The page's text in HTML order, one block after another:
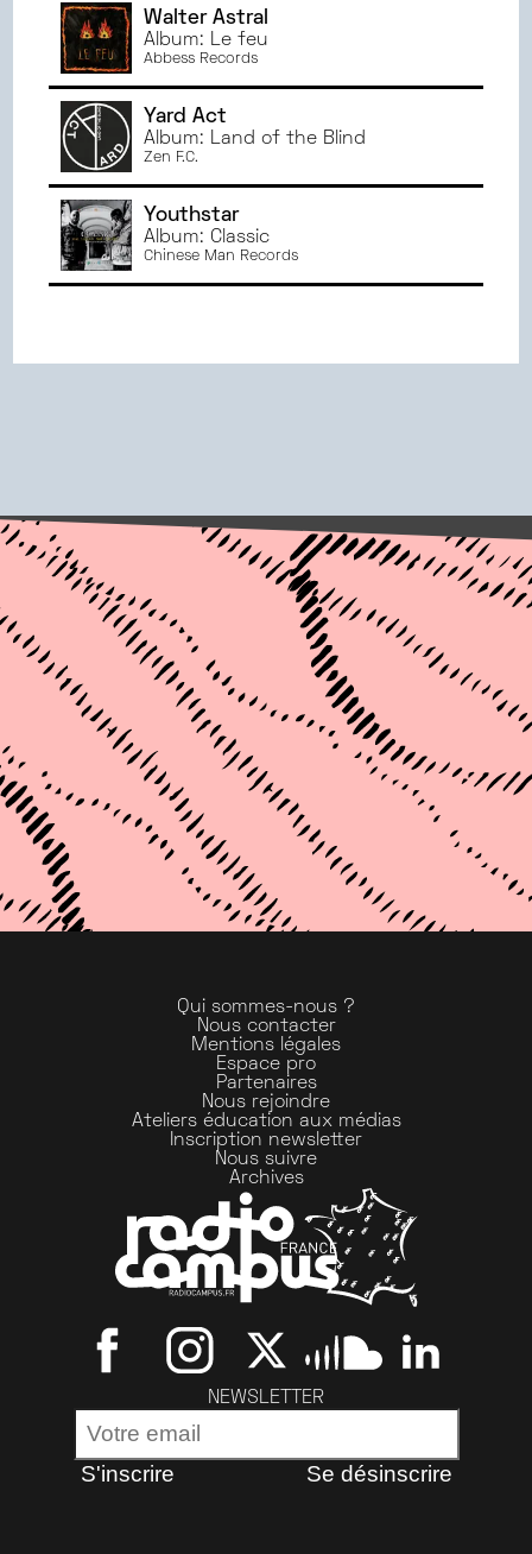
Walter Astral
Album: Le feu
Abbess Records
Yard Act
Album: Land of the Blind
Zen F.C.
Youthstar
Album: Classic
Chinese Man Records
Qui sommes-nous ?
Nous contacter
Mentions légales
Espace pro
Partenaires
Nous rejoindre
Ateliers éducation aux médias
Inscription newsletter
Nous suivre
Archives
NEWSLETTER
S'inscrire Se désinscrire